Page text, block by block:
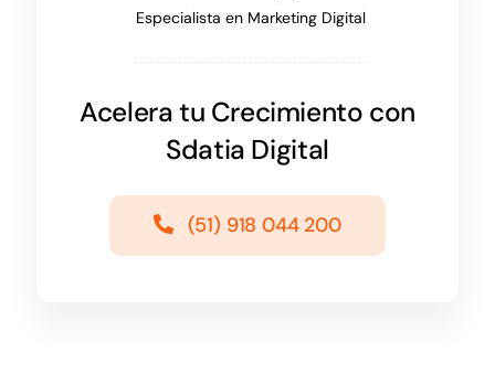
Especialista en Marketing Digital
Acelera tu Crecimiento con
Sdatia Digital
(51) 918 044 200